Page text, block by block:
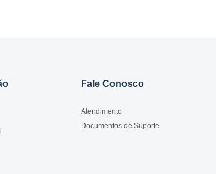
Fale Conosco
Atendimento
Documentos de Suporte